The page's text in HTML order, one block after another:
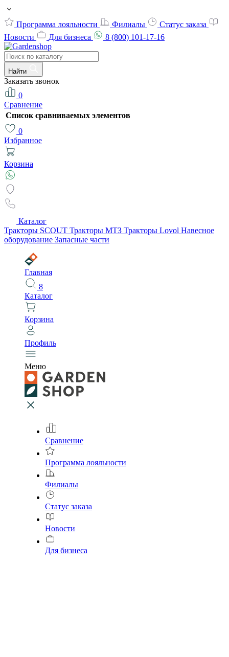
Программа лояльности Филиалы
Статус заказа
Новости
Для бизнеса 8 (800) 101-17-16
Найти
Заказать звонок
0
Сравнение
Список сравниваемых элементов
0
Избранное
Корзина
Каталог
Тракторы SCOUT Тракторы МТЗ Тракторы Lovol Навесное
оборудование Запасные части
Главная
8
Каталог
Корзина
Профиль
Меню
Сравнение
Программа лояльности
Филиалы
Статус заказа
Новости
Для бизнеса